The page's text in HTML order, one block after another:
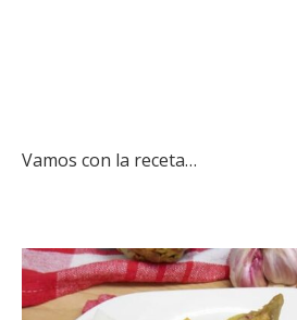
Vamos con la receta…